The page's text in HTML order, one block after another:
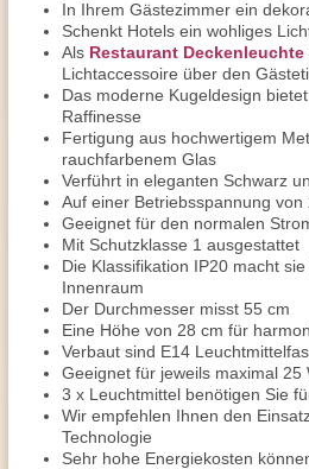
In Ihrem Gästezimmer ein
Schenkt Hotels ein wohliges
Als Restaurant Deckenleuchte
Lichtaccessoire über den
Das moderne Kugeldesign
Raffinesse
Fertigung aus hochwertigem
rauchfarbenem Glas
Verführt in eleganten Schwarz
Auf einer Betriebsspannung von
Geeignet für den normalen
Mit Schutzklasse 1 ausgestattet
Die Klassifikation IP20 macht
Innenraum
Der Durchmesser misst 55 cm
Eine Höhe von 28 cm für
Verbaut sind E14
Geeignet für jeweils maximal 25
3 x Leuchtmittel benötigen Sie
Wir empfehlen Ihnen den
Technologie
Sehr hohe Energiekosten